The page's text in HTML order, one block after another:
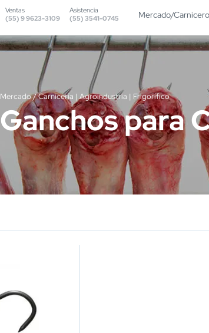
Ventas
(55) 9 9623-3109
Asistencia
(55) 3541-0745
Mercado/Carnicero
Mercado / Carnicería | Agroindustria | Frigorífico
Ganchos para